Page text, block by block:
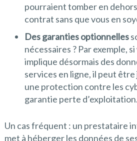
pourraient tomber en
contrat sans que vous en
Des garanties optionnelles
nécessaires ? Par exemple,
implique désormais des
services en ligne, il peut
une protection contre les
garantie perte d’exploitation.
Un cas fréquent : un prestataire
met à héberger les données de